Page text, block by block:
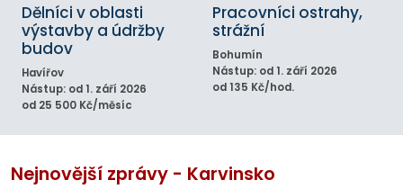
Dělníci v oblasti
výstavby a údržby
budov
Havířov
Nástup: od 1. září 2026
od 25 500 Kč/měsíc
Pracovníci ostrahy,
strážní
Bohumín
Nástup: od 1. září 2026
od 135 Kč/hod.
Nejnovější zprávy - Karvinsko